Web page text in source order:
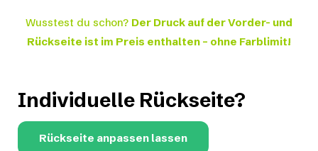
Wusstest du schon? Der Druck auf der Vorder- und
Rückseite ist im Preis enthalten – ohne Farblimit!
Individuelle Rückseite?
Rückseite anpassen lassen